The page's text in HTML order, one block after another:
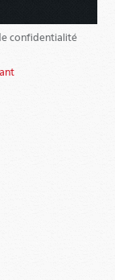
confidentialité